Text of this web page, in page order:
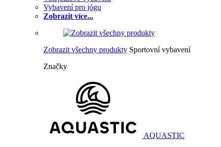
Vybavení pro jógu
Zobrazit více...
Zobrazit všechny produkty Sportovní vybavení
Značky
AQUASTIC